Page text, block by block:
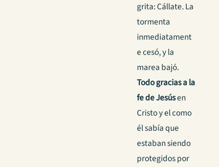
grita: Cállate. La
tormenta
inmediatament
e cesó, y la
marea bajó.
Todo gracias a la
fe de Jesúsen
Cristo y el como
él sabía que
estaban siendo
protegidos por